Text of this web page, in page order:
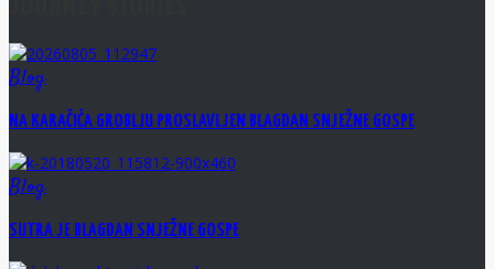
Blog
NA KARAČIĆA GROBLJU PROSLAVLJEN BLAGDAN SNJEŽNE GOSPE
Blog
SUTRA JE BLAGDAN SNJEŽNE GOSPE